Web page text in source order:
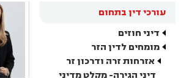
עורכי דין בתחום
דיני חוזים
מומחים לדין הזר
אזרחות זרה ודרכון זר
דיני הגירה- מקלט מדיני